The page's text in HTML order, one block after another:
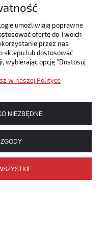
w:sprowadzamy ok. 7-10
DO KOSZYKA
4
umożliwiają poprawne
ofertę do Twoich
przez nas
sklepu lub dostosować
wybierając opcję "Dostosuj
w naszej Polityce
NIEZBĘDNE